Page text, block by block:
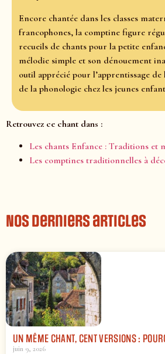
Encore chantée dans les classes
francophones, la comptine figure
recueils de chants pour la petite
mélodie simple et son dénouement
outil apprécié pour l’apprentissage
de la phonologie chez les jeunes
Retrouvez ce chant dans :
Les chants Enfance : Traditions et
Les comptines traditionnelles à
Nos derniers articles
UN MÊME CHANT, CENT VERSIONS :
juin 9, 2026